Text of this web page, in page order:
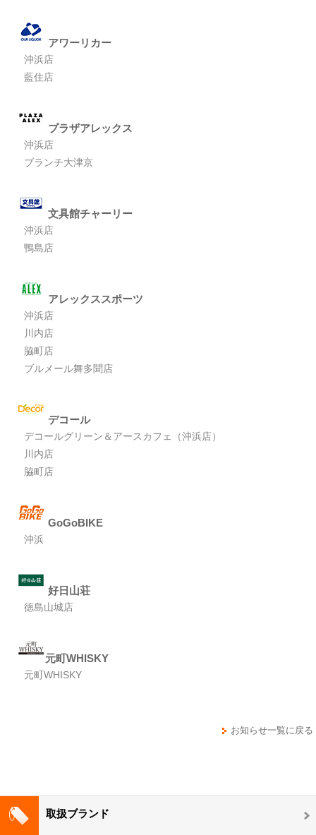
取扱ブランド
アワーリカー
沖浜店
藍住店
プラザアレックス
沖浜店
ブランチ大津京
文具館チャーリー
沖浜店
鴨島店
アレックススポーツ
沖浜店
川内店
脇町店
ブルメール舞多聞店
デコール
デコールグリーン＆アースカフェ（沖浜店）
川内店
脇町店
GoGoBIKE
沖浜
好日山荘
徳島山城店
元町WHISKY
元町WHISKY
お知らせ一覧に戻る